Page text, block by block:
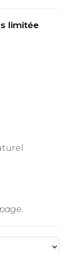
limitée